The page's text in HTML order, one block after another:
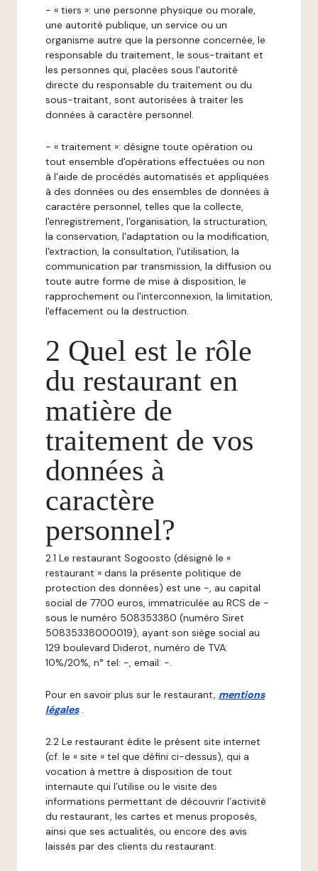
- « tiers »: une personne physique ou morale,
une autorité publique, un service ou un
organisme autre que la personne concernée, le
responsable du traitement, le sous-traitant et
les personnes qui, placées sous l'autorité
directe du responsable du traitement ou du
sous-traitant, sont autorisées à traiter les
données à caractère personnel.
- « traitement »: désigne toute opération ou
tout ensemble d'opérations effectuées ou non
à l'aide de procédés automatisés et appliquées
à des données ou des ensembles de données à
caractère personnel, telles que la collecte,
l'enregistrement, l'organisation, la structuration,
la conservation, l'adaptation ou la modification,
l'extraction, la consultation, l'utilisation, la
communication par transmission, la diffusion ou
toute autre forme de mise à disposition, le
rapprochement ou l'interconnexion, la limitation,
l'effacement ou la destruction.
2 Quel est le rôle
du restaurant en
matière de
traitement de vos
données à
caractère
personnel?
2.1 Le restaurant Sogoosto (désigné le «
restaurant » dans la présente politique de
protection des données) est une -, au capital
social de 7700 euros, immatriculée au RCS de -
sous le numéro 508353380 (numéro Siret
50835338000019), ayant son siège social au
129 boulevard Diderot, numéro de TVA:
10%/20%, n° tel: -, email: -.
Pour en savoir plus sur le restaurant, mentions
légales .
2.2 Le restaurant édite le présent site internet
(cf. le « site » tel que défini ci-dessus), qui a
vocation à mettre à disposition de tout
internaute qui l’utilise ou le visite des
informations permettant de découvrir l’activité
du restaurant, les cartes et menus proposés,
ainsi que ses actualités, ou encore des avis
laissés par des clients du restaurant.